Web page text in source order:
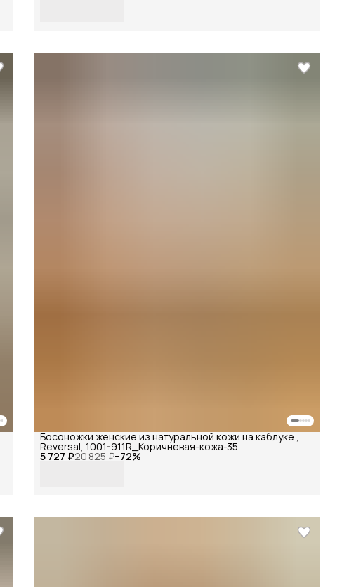
5 727 ₽20 825 ₽−72%
Босоножки женские из натуральной кожи на каблуке ,
Reversal, 1001-911R_Коричневая-кожа-35